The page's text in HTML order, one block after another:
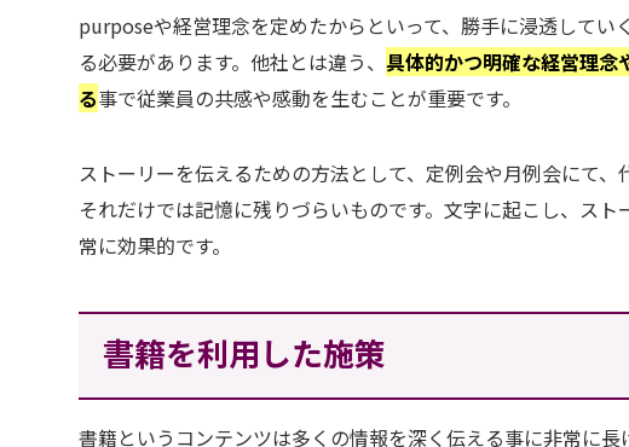
purposeや経営理念を定めたからといって、勝手に浸透して
る必要があります。他社とは違う、具体的かつ明確な経営理
る事で従業員の共感や感動を生むことが重要です。
ストーリーを伝えるための方法として、定例会や月例会にて
それだけでは記憶に残りづらいものです。文字に起こし、ス
常に効果的です。
書籍を利用した施策
書籍というコンテンツは多くの情報を深く伝える事に非常に